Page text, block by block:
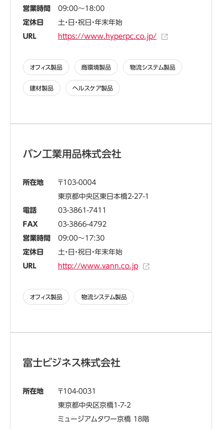
営業時間
09:00～18:00
定休日
土・日・祝日・年末年始
URL
https://www.hyperpc.co.jp/
オフィス製品 商環境製品 物流システム製品
建材製品 ヘルスケア製品
バン工業用品株式会社
所在地
103-0004
東京都中央区東日本橋2-27-1
電話
03-3861-7411
FAX
03-3866-4792
営業時間
09:00～17:30
定休日
土・日・祝日・年末年始
URL
http://www.vann.co.jp
オフィス製品 物流システム製品
富士ビジネス株式会社
所在地
104-0031
東京都中央区京橋1-7-2
ミュージアムタワー京橋 18階